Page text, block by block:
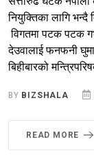
नियुक्तिका लागि भन्दै
विगतमा पटक पटक
देउवालाई फनफनी
बिहीबारको
BY BIZSHALA
READ MORE